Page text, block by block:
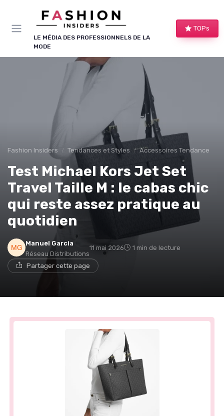
LE MÉDIA DES PROFESSIONNELS DE LA
MODE
TOPs
Fashion Insiders Tendances et Styles Accessoires Tendance
Test Michael Kors Jet Set
Travel Taille M : le cabas chic
qui reste assez pratique au
quotidien
Manuel Garcia
Réseau Distributions
11 mai 2026 1 min de lecture
Partager cette page